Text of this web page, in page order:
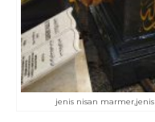
jenis nisan